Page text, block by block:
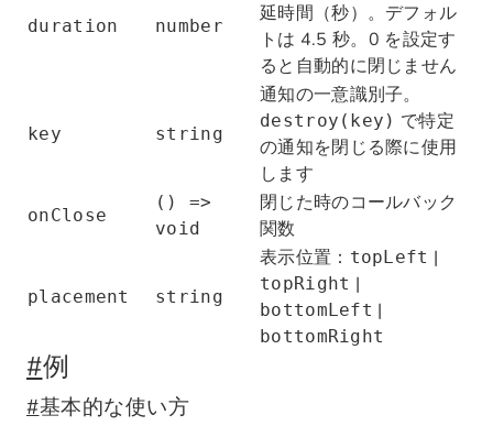
duration number
延時間（秒）。デフォル
トは 4.5 秒。0 を設定す
ると自動的に閉じません
key string
通知の一意識別子。
destroy(key) で特定
の通知を閉じる際に使用
します
onClose
() =>
void
閉じた時のコールバック
関数
placement string
表示位置： topLeft |
topRight |
bottomLeft |
bottomRight
#例
#基本的な使い方